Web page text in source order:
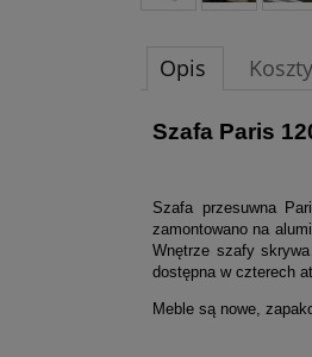
Opis
Szafa Paris
Szafa przesuwna
zamontowano na
Wnętrze szafy
dostępna w czterech
Meble są nowe,